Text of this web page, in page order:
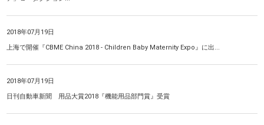
2018年07月19日
上海で開催『CBME China 2018 - Children Baby Maternity Expo』に出...
2018年07月19日
日刊自動車新聞 用品大賞2018『機能用品部門賞』受賞